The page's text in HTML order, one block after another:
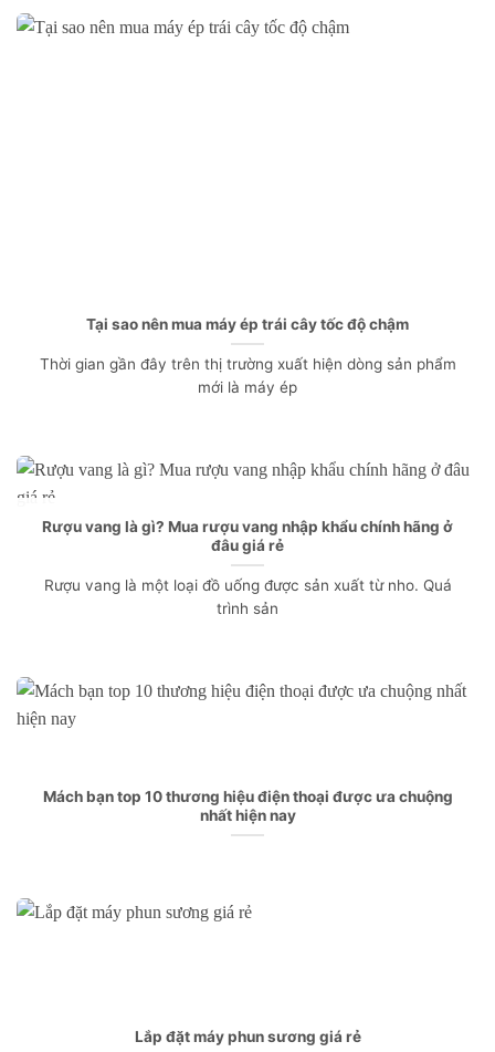
Tại sao nên mua máy ép trái cây tốc độ chậm
Thời gian gần đây trên thị trường xuất hiện dòng sản phẩm
mới là máy ép
Rượu vang là gì? Mua rượu vang nhập khẩu chính hãng ở
đâu giá rẻ
Rượu vang là một loại đồ uống được sản xuất từ nho. Quá
trình sản
Mách bạn top 10 thương hiệu điện thoại được ưa chuộng
nhất hiện nay
Lắp đặt máy phun sương giá rẻ